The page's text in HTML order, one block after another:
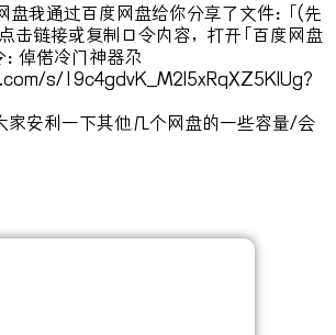
盘我通过百度网盘给你分享了文件：「(先
击链接或复制口令内容，打开「百度网盘
倬偌冷门神器尕
s/19c4gdvK_M2I5xRqXZ5KIUg?
家安利一下其他几个网盘的一些容量/会